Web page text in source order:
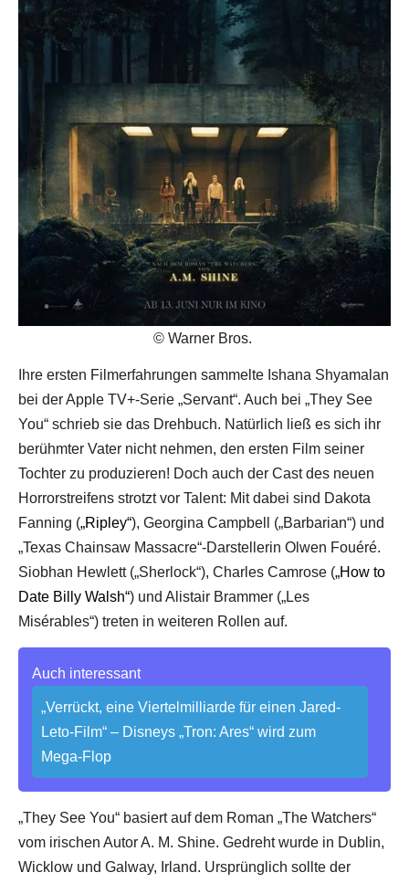
© Warner Bros.
Ihre ersten Filmerfahrungen sammelte Ishana Shyamalan
bei der Apple TV+-Serie „Servant“. Auch bei „They See
You“ schrieb sie das Drehbuch. Natürlich ließ es sich ihr
berühmter Vater nicht nehmen, den ersten Film seiner
Tochter zu produzieren! Doch auch der Cast des neuen
Horrorstreifens strotzt vor Talent: Mit dabei sind Dakota
Fanning („Ripley“), Georgina Campbell („Barbarian“) und
„Texas Chainsaw Massacre“-Darstellerin Olwen Fouéré.
Siobhan Hewlett („Sherlock“), Charles Camrose („How to
Date Billy Walsh“) und Alistair Brammer („Les
Misérables“) treten in weiteren Rollen auf.
Auch interessant
„Verrückt, eine Viertelmilliarde für einen Jared-
Leto-Film“ – Disneys „Tron: Ares“ wird zum
Mega-Flop
„They See You“ basiert auf dem Roman „The Watchers“
vom irischen Autor A. M. Shine. Gedreht wurde in Dublin,
Wicklow und Galway, Irland. Ursprünglich sollte der